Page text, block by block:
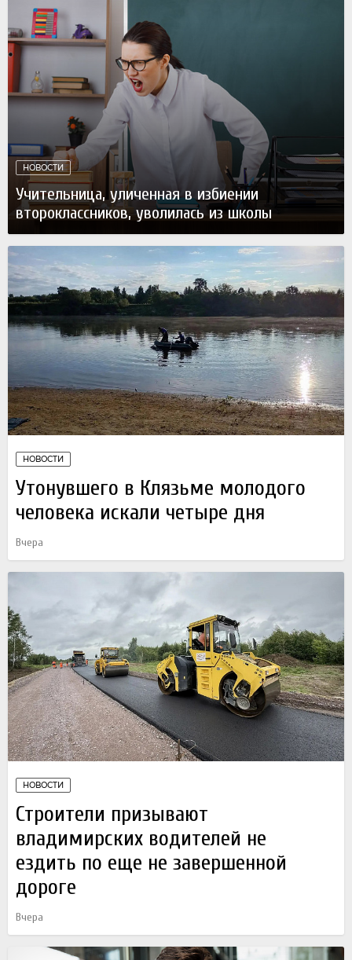
НОВОСТИ
Учительница, уличенная в избиении
второклассников, уволилась из школы
НОВОСТИ
Утонувшего в Клязьме молодого
человека искали четыре дня
Вчера
НОВОСТИ
Строители призывают
владимирских водителей не
ездить по еще не завершенной
дороге
Вчера